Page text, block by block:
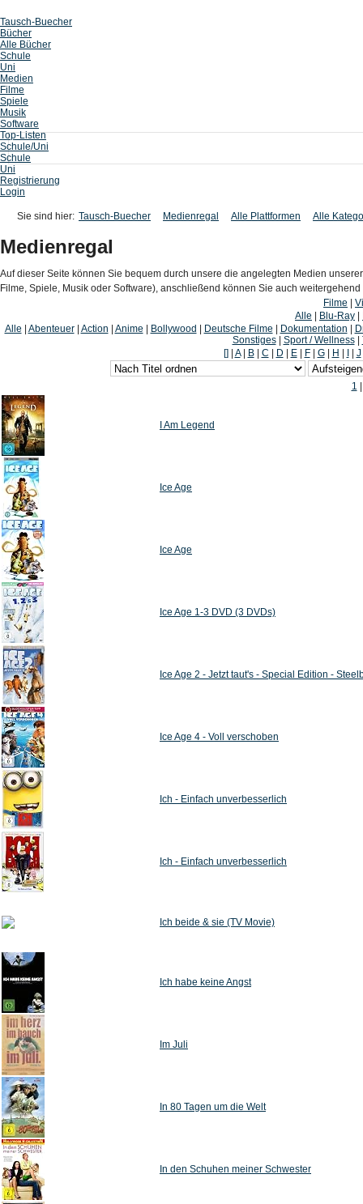
Tausch-Buecher
Bücher
Alle Bücher
Schule
Uni
Medien
Filme
Spiele
Musik
Software
Top-Listen
Schule/Uni
Schule
Uni
Registrierung
Login
Sie sind hier: Tausch-Buecher Medienregal Alle Plattformen Alle
Medienregal
Auf dieser Seite können Sie bequem durch unsere die angelegten Medien
Filme, Spiele, Musik oder Software), anschließend können Sie auch
Filme
Alle
Blu-Ray
Alle
Abenteuer| Action Anime Bollywood Deutsche Filme Dokumentation
Sonstiges| Sport / Wellness|
[]
A| B| C D E| F| G| H J
1
I Am Legend
Ice Age
Ice Age
Ice Age 1-3 DVD (3 DVDs)
Ice Age 2 - Jetzt taut's - Special Edition -
Ice Age 4 - Voll verschoben
Ich - Einfach unverbesserlich
Ich - Einfach unverbesserlich
Ich beide & sie (TV Movie)
Ich habe keine Angst
Im Juli
In 80 Tagen um die Welt
In den Schuhen meiner Schwester